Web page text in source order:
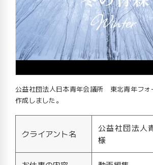
公益社団法人日本青年会議所 東北青年フォ
作成しました。
クライアント名
公益社団法人
様